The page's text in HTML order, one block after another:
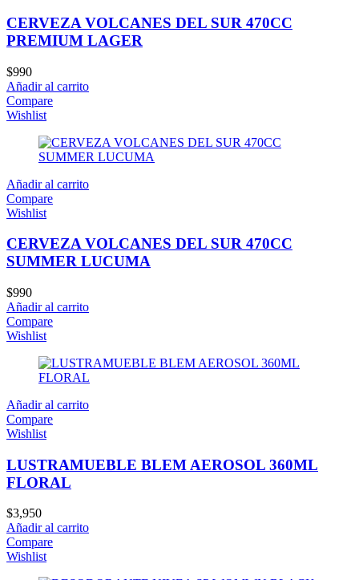
CERVEZA VOLCANES DEL SUR 470CC
PREMIUM LAGER
$990
Añadir al carrito
Compare
Wishlist
Añadir al carrito
Compare
Wishlist
CERVEZA VOLCANES DEL SUR 470CC
SUMMER LUCUMA
$990
Añadir al carrito
Compare
Wishlist
Añadir al carrito
Compare
Wishlist
LUSTRAMUEBLE BLEM AEROSOL 360ML
FLORAL
$3,950
Añadir al carrito
Compare
Wishlist